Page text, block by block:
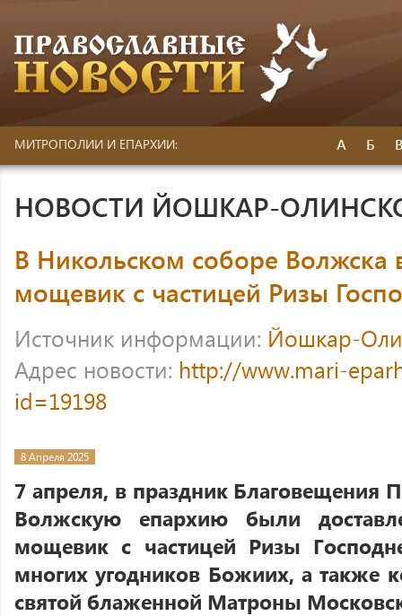
МИТРОПОЛИИ И ЕПАРХИИ: А Б
НОВОСТИ ЙОШКАР-
В Никольском соборе Волжска
мощевик с частицей Ризы
Источник информации: Йошкар-
Адрес новости: http://www.mari-
id=19198
8 Апреля 2025
7 апреля, в праздник Благовещения
Волжскую епархию были
мощевик с частицей Ризы
многих угодников Божиих, а также
святой блаженной Матроны